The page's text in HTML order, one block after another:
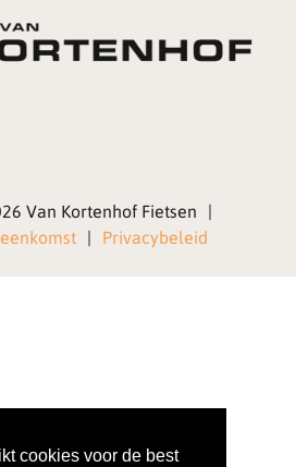
cookies voor de best
Van Kortenhof Fietsen |
| Privacybeleid